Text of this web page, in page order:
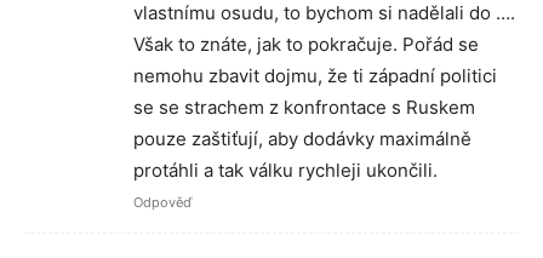
vlastnímu osudu, to bychom si nadělali do ….
Však to znáte, jak to pokračuje. Pořád se
nemohu zbavit dojmu, že ti západní politici
se se strachem z konfrontace s Ruskem
pouze zaštiťují, aby dodávky maximálně
protáhli a tak válku rychleji ukončili.
Odpověď